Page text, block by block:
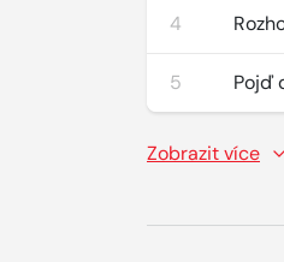
4
5 Pojď
Zobrazit více